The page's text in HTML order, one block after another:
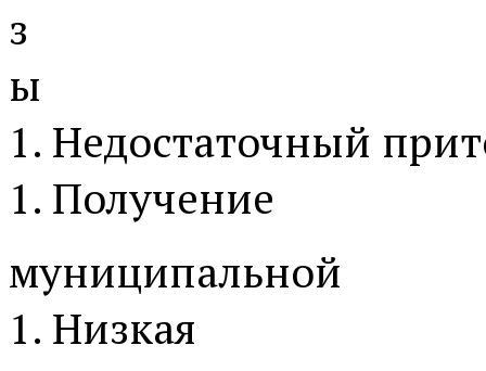
з
ы
1. Недостаточный
1. Получение
муниципальной
1. Низкая